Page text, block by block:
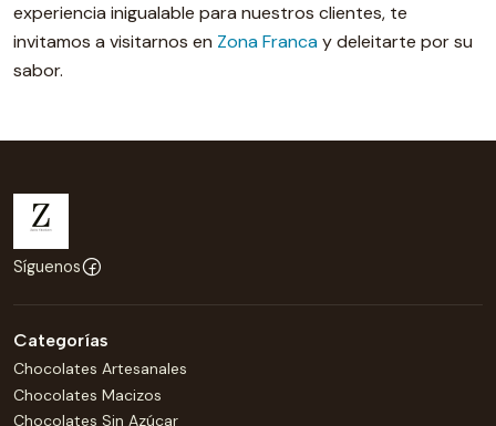
experiencia inigualable para nuestros clientes, te
invitamos a visitarnos en Zona Francay deleitarte por su
sabor.
Síguenos
Categorías
Chocolates Artesanales
Chocolates Macizos
Chocolates Sin Azúcar